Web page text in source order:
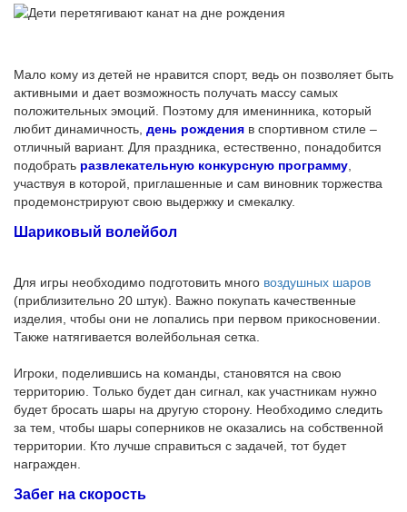
Мало кому из детей не нравится спорт, ведь он позволяет быть
активными и дает возможность получать массу самых
положительных эмоций. Поэтому для именинника, который
любит динамичность, день рождения в спортивном стиле –
отличный вариант. Для праздника, естественно, понадобится
подобрать развлекательную конкурсную программу
участвуя в которой, приглашенные и сам виновник торжества
продемонстрируют свою выдержку и смекалку.
Шариковый волейбол
Для игры необходимо подготовить много воздушных шаров
(приблизительно 20 штук). Важно покупать качественные
изделия, чтобы они не лопались при первом прикосновении.
Также натягивается волейбольная сетка.
Игроки, поделившись на команды, становятся на свою
территорию. Только будет дан сигнал, как участникам нужно
будет бросать шары на другую сторону. Необходимо следить
за тем, чтобы шары соперников не оказались на собственной
территории. Кто лучше справиться с задачей, тот будет
награжден.
Забег на скорость